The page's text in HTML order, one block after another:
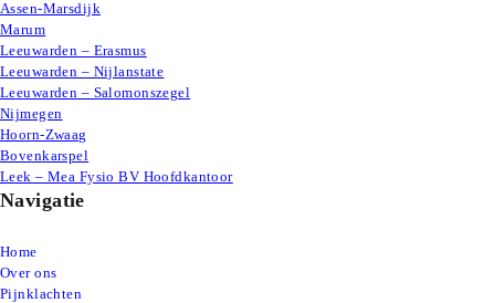
Assen-Marsdijk
Marum
Leeuwarden – Erasmus
Leeuwarden – Nijlanstate
Leeuwarden – Salomonszegel
Nijmegen
Hoorn-Zwaag
Bovenkarspel
Leek – Mea Fysio BV Hoofdkantoor
Navigatie
Home
Over ons
Pijnklachten